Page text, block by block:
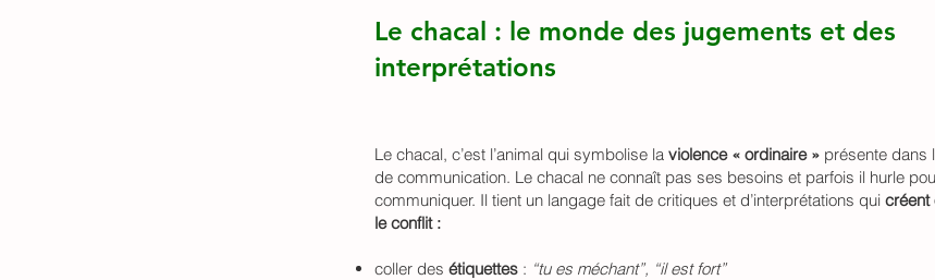
Le chacal : le monde des jugements et des
interprétations
Le chacal, c’est l’animal qui symbolise la violence « ordinaire » présente dans
de communication. Le chacal ne connaît pas ses besoins et parfois il hurle
communiquer. Il tient un langage fait de critiques et d’interprétations qui créent
le conflit :
coller des étiquettes : “tu es méchant”, “il est fort”